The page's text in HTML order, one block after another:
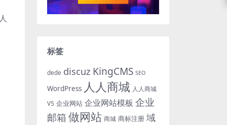
标签
dede discuz KingCMS SEO
WordPress 人人商城 人人商城
V5 企业网站 企业网站模板 企业
邮箱 做网站 商城 商标注册 域